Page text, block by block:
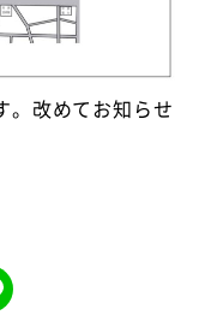
。改めてお知らせ
i